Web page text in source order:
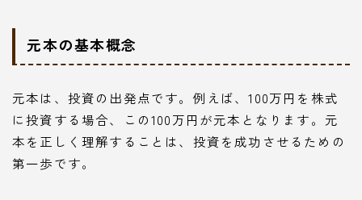
元本の基本概念
元本は、投資の出発点です。例えば、100万円を株式
に投資する場合、この100万円が元本となります。元
本を正しく理解することは、投資を成功させるための
第一歩です。